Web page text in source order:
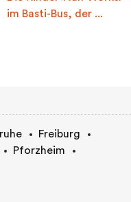
im Basti-Bus, der ...
Freiburg
Pforzheim